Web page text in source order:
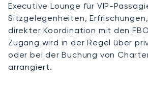
Executive Lounge für VIP-
Sitzgelegenheiten, Erfrischungen,
direkter Koordination mit den
Zugang wird in der Regel über
oder bei der Buchung von
arrangiert.